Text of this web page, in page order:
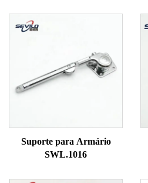
Suporte para Armário
SWL.1016